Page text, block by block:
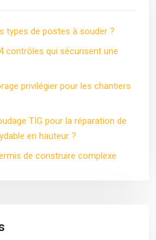
types de postes à souder ?
contrôles qui sécurisent une
privilégier pour les chantiers
TIG pour la réparation de
en hauteur ?
de construire complexe